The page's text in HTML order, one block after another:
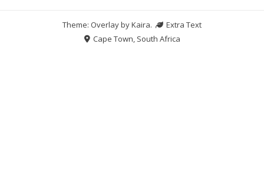
Theme: Overlay byKaira.
Extra Text
Cape Town, South Africa